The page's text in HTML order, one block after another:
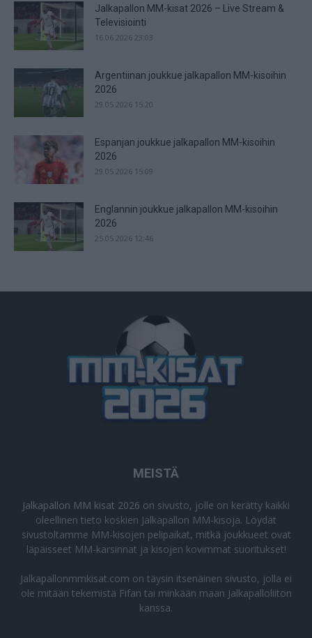
Jalkapallon MM-kisat 2026 – Live Stream &
Televisiointi
16.06.2026 23:03
Argentiinan joukkue jalkapallon MM-kisoihin
2026
29.05.2026 15:20
Espanjan joukkue jalkapallon MM-kisoihin
2026
29.05.2026 15:09
Englannin joukkue jalkapallon MM-kisoihin
2026
25.05.2026 12:46
MEISTÄ
Jalkapallon MM kisat 2026 on sivusto, jolle on kerätty kaikki
oleellinen tieto koskien Jalkapallon MM-kisoja. Löydät
sivustoltamme MM-kisojen pelipaikat, mitkä joukkueet ovat
läpäisseet MM-karsinnat ja kisojen kovimmat suoritukset!
Jalkapallonmmkisat.com on täysin itsenäinen sivusto, jolla ei
ole mitään tekemistä Fifan tai minkään maan Jalkapalloliiton
kanssa.